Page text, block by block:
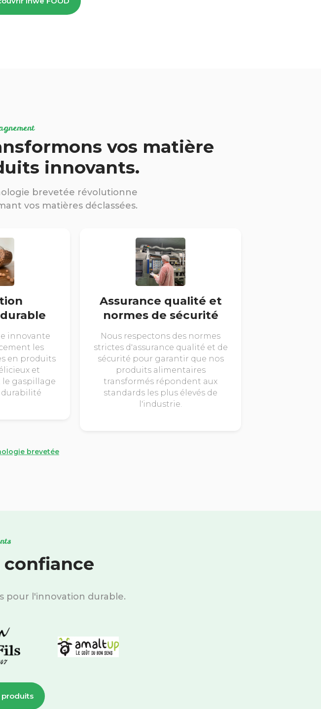
vos matière
innovants.
brevetée révolutionne
vos matières déclassées.
innovante
les
en produits
et
gaspillage
durabilité
Assurance qualité et
normes de sécurité
Nous respectons des normes
strictes d'assurance qualité et de
sécurité pour garantir que nos
produits alimentaires
transformés répondent aux
standards les plus élevés de
l'industrie.
brevetée
pour l'innovation durable.
produits